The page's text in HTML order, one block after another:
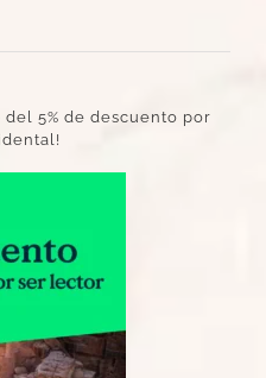
del 5% de descuento por